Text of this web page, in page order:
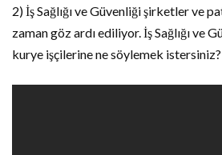
2) İş Sağlığı ve Güvenliği şirketler ve
zaman göz ardı ediliyor. İş Sağlığı ve
kurye işçilerine ne söylemek istersiniz?